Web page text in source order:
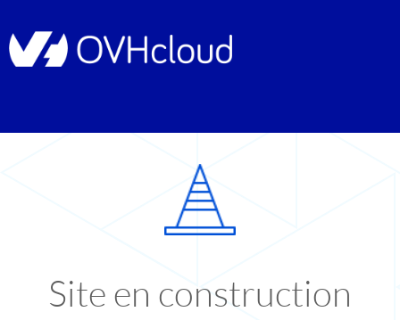
Site en construction